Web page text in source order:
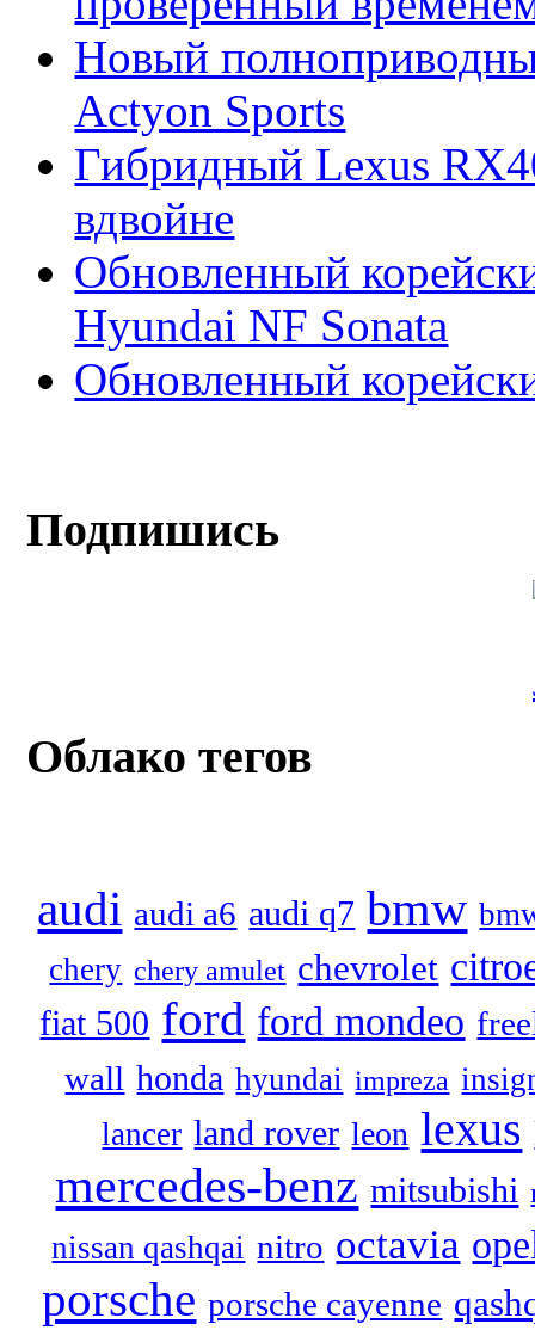
Новый
Actyon Sports
Гибридный Lexus
вдвойне
Обновленный
Hyundai NF Sonata
Обновленный
Подпишись
Облако тегов
audi audi a6 audi q7 bmw
chery chery amulet chevrolet
fiat 500 ford ford mondeo
wall honda hyundai impreza
lancer land rover leon lexus
mercedes-benz mitsubishi
nissan qashqai nitro octavia
porsche porsche cayenne